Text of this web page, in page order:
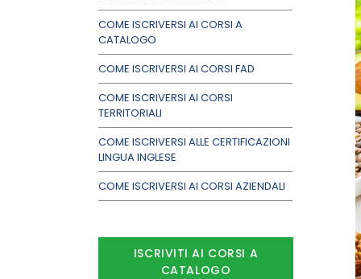
COME ISCRIVERSI AI CORSI A
CATALOGO
COME ISCRIVERSI AI CORSI FAD
COME ISCRIVERSI AI CORSI
TERRITORIALI
COME ISCRIVERSI ALLE CERTIFICAZIONI
LINGUA INGLESE
COME ISCRIVERSI AI CORSI AZIENDALI
ISCRIVITI AI CORSI A
CATALOGO